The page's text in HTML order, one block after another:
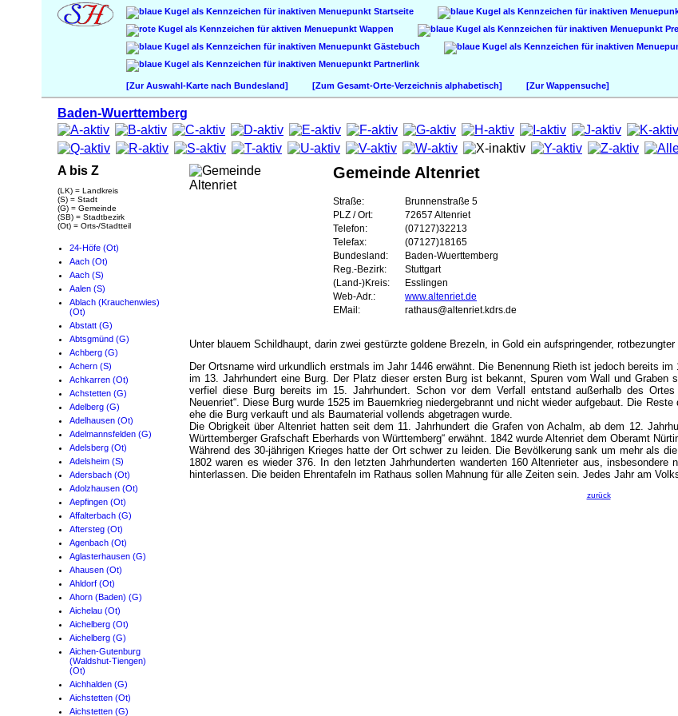
Startseite
Wappen
Gästebuch
Partnerlink
[Zur Auswahl-Karte nach Bundesland] [Zum Gesamt-Orte-Verzeichnis alphabetisch] [Zur Wappensuche]
Baden-Wuerttemberg
A bis Z
(LK) = Landkreis
(S) = Stadt
(G) = Gemeinde
(SB) = Stadtbezirk
(Ot) = Orts-/Stadtteil
24-Höfe (Ot)
Aach (Ot)
Aach (S)
Aalen (S)
Ablach (Krauchenwies)
(Ot)
Abstatt (G)
Abtsgmünd (G)
Achberg (G)
Achern (S)
Achkarren (Ot)
Achstetten (G)
Adelberg (G)
Adelhausen (Ot)
Adelmannsfelden (G)
Adelsberg (Ot)
Adelsheim (S)
Adersbach (Ot)
Adolzhausen (Ot)
Aepfingen (Ot)
Affalterbach (G)
Aftersteg (Ot)
Agenbach (Ot)
Aglasterhausen (G)
Ahausen (Ot)
Ahldorf (Ot)
Ahorn (Baden) (G)
Aichelau (Ot)
Aichelberg (Ot)
Aichelberg (G)
Aichen-Gutenburg
(Waldshut-Tiengen)
(Ot)
Aichhalden (G)
Aichstetten (Ot)
Aichstetten (G)
Gemeinde Altenriet
Straße:
Brunnenstraße 5
PLZ / Ort:
72657 Altenriet
Telefon:
(07127)32213
Telefax:
(07127)18165
Bundesland:
Baden-Wuerttemberg
Reg.-Bezirk:
Stuttgart
(Land-)Kreis:
Esslingen
Web-Adr.:
www.altenriet.de
EMail:
rathaus@altenriet.kdrs.de
Unter blauem Schildhaupt, darin zwei gestürzte goldene Brezeln, in Gold ein aufspringender,
Der Ortsname wird urkundlich erstmals im Jahr 1446 erwähnt. Die Benennung Rieth ist jedoch bereits
im 13. Jahrhundert eine Burg. Der Platz dieser ersten Burg ist bekannt, Spuren vom Wall und Graben
verfiel diese Burg bereits im 15. Jahrhundert. Schon vor dem Verfall entstand außerhalb des
Neuenriet“. Diese Burg wurde 1525 im Bauernkrieg niedergebrannt und nicht wieder aufgebaut. Die
ehe die Burg verkauft und als Baumaterial vollends abgetragen wurde.
Die Obrigkeit über Altenriet hatten seit dem 11. Jahrhundert die Grafen von Achalm, ab dem 12.
Württemberger Grafschaft Eberhards von Württemberg“ erwähnt. 1842 wurde Altenriet dem Oberamt
Während des 30-jährigen Krieges hatte der Ort schwer zu leiden. Die Bevölkerung sank um mehr als
1802 waren es wieder 376. In den letzten Jahrhunderten wanderten 160 Altenrieter aus,
hinterlassen. Die beiden Ehrentafeln im Rathaus sollen Mahnung für alle Zeiten sein. Jedes Jahr am
zurück